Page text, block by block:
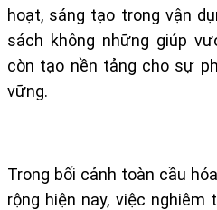
hoạt, sáng tạo trong vận
sách không những giúp
còn tạo nền tảng cho sự
vững.
Trong bối cảnh toàn cầu
rộng hiện nay, việc